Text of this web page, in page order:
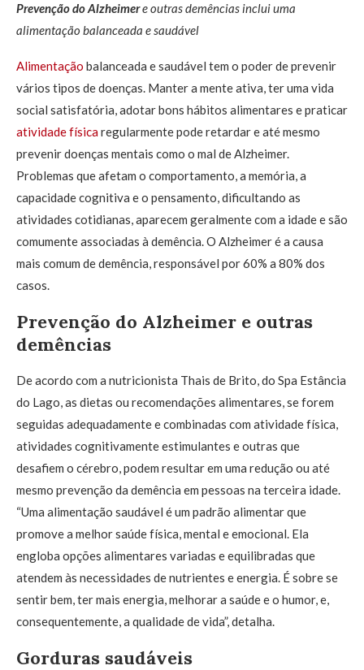
Prevenção do Alzheimere outras demências inclui uma
alimentação balanceada e saudável
Alimentação balanceada e saudável tem o poder de prevenir
vários tipos de doenças. Manter a mente ativa, ter uma vida
social satisfatória, adotar bons hábitos alimentares e praticar
atividade físicaregularmente pode retardar e até mesmo
prevenir doenças mentais como o mal de Alzheimer.
Problemas que afetam o comportamento, a memória, a
capacidade cognitiva e o pensamento, dificultando as
atividades cotidianas, aparecem geralmente com a idade e são
comumente associadas à demência. O Alzheimer é a causa
mais comum de demência, responsável por 60% a 80% dos
casos.
Prevenção do Alzheimer e outras
demências
De acordo com a nutricionista Thais de Brito, do Spa Estância
do Lago, as dietas ou recomendações alimentares, se forem
seguidas adequadamente e combinadas com atividade física,
atividades cognitivamente estimulantes e outras que
desafiem o cérebro, podem resultar em uma redução ou até
mesmo prevenção da demência em pessoas na terceira idade.
“Uma alimentação saudável é um padrão alimentar que
promove a melhor saúde física, mental e emocional. Ela
engloba opções alimentares variadas e equilibradas que
atendem às necessidades de nutrientes e energia. É sobre se
sentir bem, ter mais energia, melhorar a saúde e o humor, e,
consequentemente, a qualidade de vida”, detalha.
Gorduras saudáveis